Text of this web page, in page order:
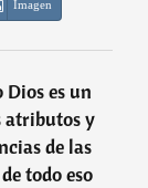
Imagen
es un
atributos y
de las
todo eso